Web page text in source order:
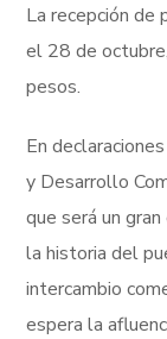
La recepción de
el 28 de
pesos.
En
y Desarrollo
que será un
la historia del
intercambio
espera la